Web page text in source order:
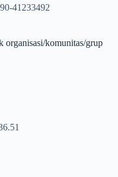
organisasi/komunitas/grup